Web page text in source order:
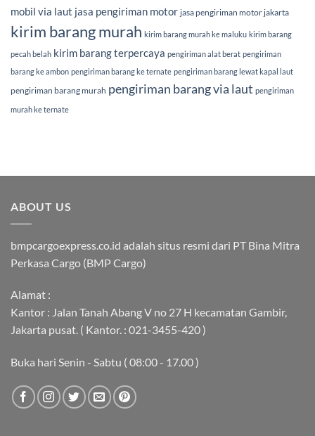
mobil via laut jasa pengiriman motor jasa pengiriman motor jakarta
kirim barang murah kirim barang murah ke maluku kirim barang
pecah belah kirim barang terpercaya pengiriman alat berat pengiriman
barang ke ambon pengiriman barang ke ternate pengiriman barang lewat kapal laut
pengiriman barang murah pengiriman barang via laut pengiriman
murah ke ternate
ABOUT US
bmpcargoexpress.co.id adalah situs resmi dari PT Bina Mitra
Perkasa Cargo (BMP Cargo)
Alamat :
Kantor : Jalan Tanah Abang V no 27 H kecamatan Gambir,
Jakarta pusat. ( Kantor. : 021-3455-420 )
Buka hari Senin - Sabtu ( 08:00 - 17.00 )